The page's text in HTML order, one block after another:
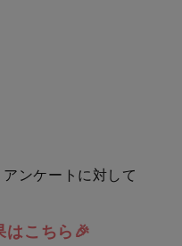
ンケートに対して
はこちら🎉